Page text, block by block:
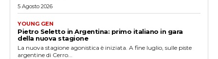
5 Agosto 2026
YOUNG GEN
Pietro Seletto in Argentina: primo italiano in gara
della nuova stagione
La nuova stagione agonistica è iniziata. A fine luglio, sulle piste
argentine di Cerro...